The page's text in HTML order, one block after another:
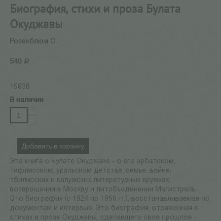
Биография, стихи и проза Булата
Окуджавы
Розенблюм О.
540 Р
15038
В наличии
Добавить в корзину
Эта книга о Булате Окуджаве - о его арбатском,
тифлисском, уральском детстве, семье, войне,
тбилисских и калужских литературных кружках,
возвращении в Москву и литобъединении Магистраль.
Это биография (с 1924 по 1956 гг.), восстанавливаемая по
документам и интервью. Это биография, отраженная в
стихах и прозе Окуджавы, сделавшего свое прошлое -